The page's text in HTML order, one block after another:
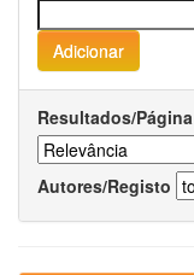
Resultados/Página
Autores/Registo